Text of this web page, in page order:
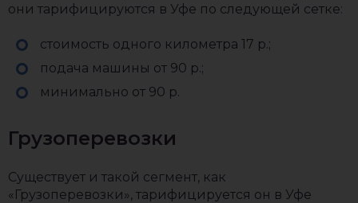
они тарифицируются в Уфе по следующей сетке:
стоимость одного километра 17 р.;
подача машины от 90 р.;
минимально от 90 р.
Грузоперевозки
Существует и такой сегмент, как
«Грузоперевозки», тарифицируется он в Уфе